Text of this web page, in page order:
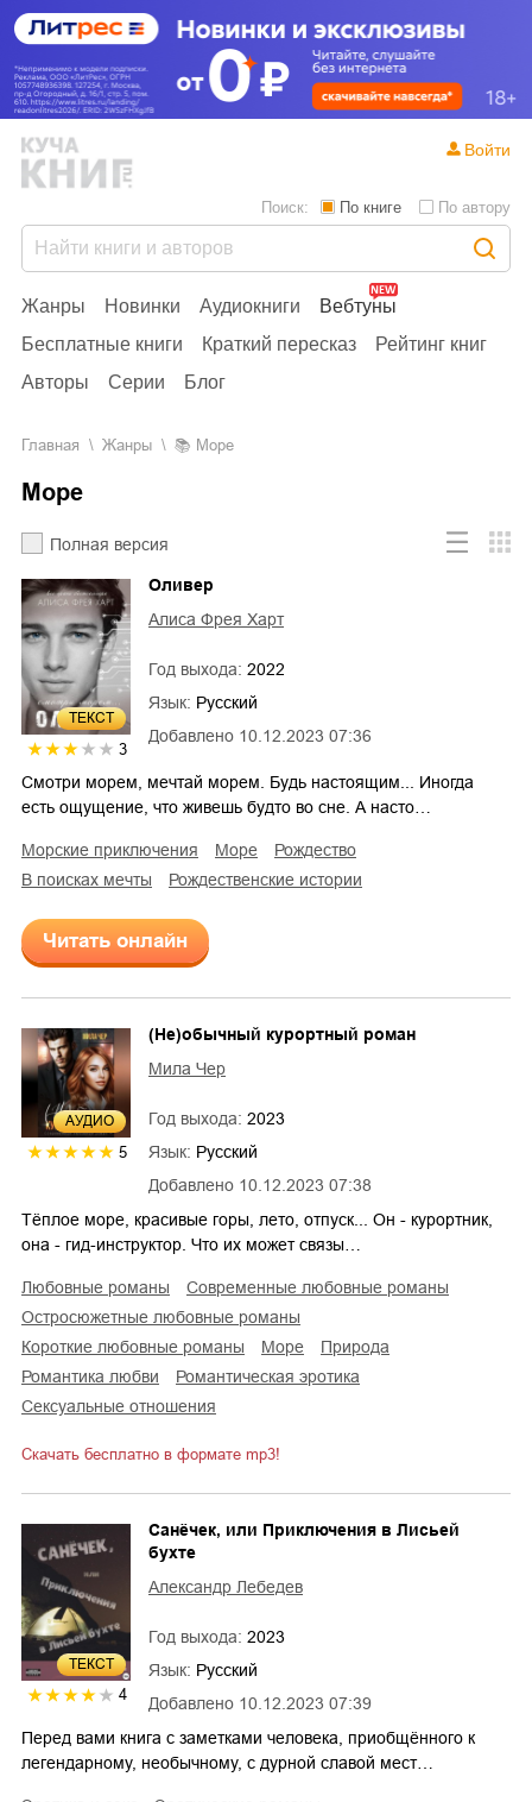
Жанры Новинки Аудиокниги
Вебтуны
Бесплатные книги
Краткий пересказ
Рейтинг книг
Авторы
Серии Блог
Поиск: По книге По автору
Войти
Главная Жанры Море
Море
Полная версия
ТЕКСТ
3
Добавлено 10.12.2023 07:36
Оливер
Алиса Фрея Харт
Год выхода: 2022
Язык: Русский
Смотри морем, мечтай морем. Будь настоящим... Иногда
есть ощущение, что живешь будто во сне. А насто…
морские приключения море
Рождество
в поисках мечты
рождественские истории
Читать онлайн
AУДИО
5
Добавлено 10.12.2023 07:38
(Не)обычный курортный роман
Мила Чер
Год выхода: 2023
Язык: Русский
Тёплое море, красивые горы, лето, отпуск... Он - курортник,
она - гид-инструктор. Что их может связы…
любовные романы
современные любовные романы
остросюжетные любовные романы
короткие любовные романы
море
природа
романтика любви
романтическая эротика
сексуальные отношения
Скачать бесплатно в формате mp3!
ТЕКСТ
4 Добавлено 10.12.2023 07:39
Санёчек, или Приключения в Лисьей
бухте
Александр Лебедев
Год выхода: 2023
Язык: Русский
Перед вами книга с заметками человека, приобщённого к
легендарному, необычному, с дурной славой мест…